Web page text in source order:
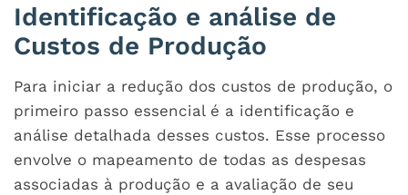
Identificação e análise de
Custos de Produção
Para iniciar a redução dos custos de produção, o
primeiro passo essencial é a identificação e
análise detalhada desses custos. Esse processo
envolve o mapeamento de todas as despesas
associadas à produção e a avaliação de seu